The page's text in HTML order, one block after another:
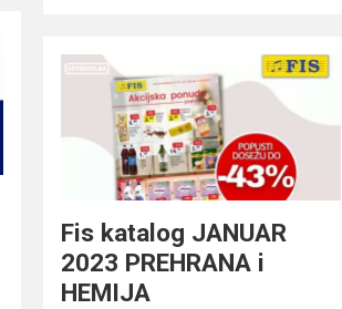
Fis katalog JANUAR
2023 PREHRANA i
HEMIJA